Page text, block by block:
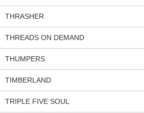
THRASHER
THREADS ON DEMAND
THUMPERS
TIMBERLAND
TRIPLE FIVE SOUL